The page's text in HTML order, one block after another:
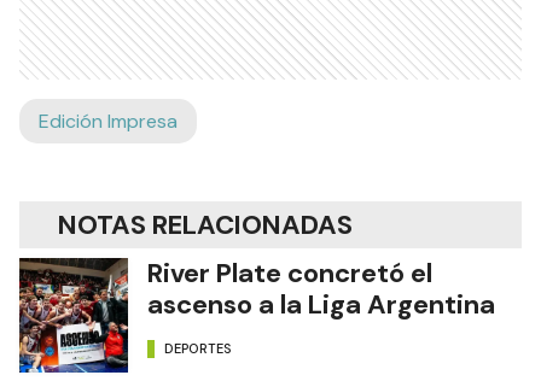
Edición Impresa
NOTAS RELACIONADAS
River Plate concretó el
ascenso a la Liga Argentina
DEPORTES